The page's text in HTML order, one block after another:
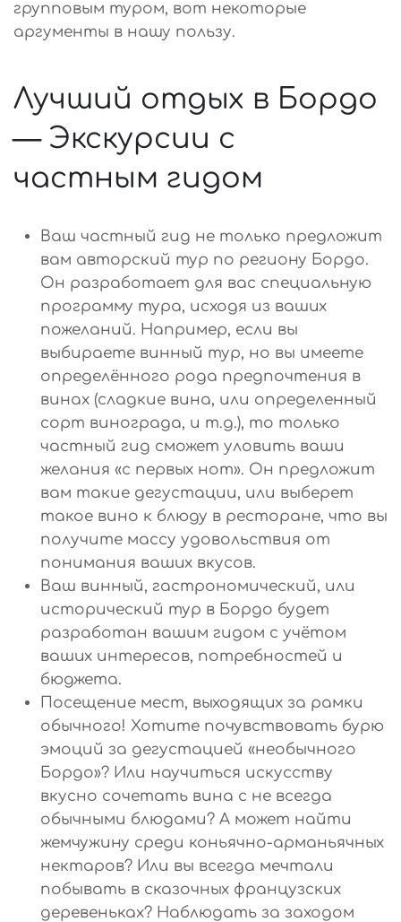
групповым туром, вот некоторые
аргументы в нашу пользу.
Лучший отдых в Бордо
— Экскурсии с
частным гидом
Ваш частный гид не только предложит
вам авторский тур по региону Бордо.
Он разработает для вас специальную
программу тура, исходя из ваших
пожеланий. Например, если вы
выбираете винный тур, но вы имеете
определённого рода предпочтения в
винах (сладкие вина, или определенный
сорт винограда, и т.д.), то только
частный гид сможет уловить ваши
желания «с первых нот». Он предложит
вам такие дегустации, или выберет
такое вино к блюду в ресторане, что вы
получите массу удовольствия от
понимания ваших вкусов.
Ваш винный, гастрономический, или
исторический тур в Бордо будет
разработан вашим гидом с учётом
ваших интересов, потребностей и
бюджета.
Посещение мест, выходящих за рамки
обычного! Хотите почувствовать бурю
эмоций за дегустацией «необычного
Бордо»? Или научиться искусству
вкусно сочетать вина с не всегда
обычными блюдами? А может найти
жемчужину среди коньячно-арманьячных
нектаров? Или вы всегда мечтали
побывать в сказочных французских
деревеньках? Наблюдать за заходом